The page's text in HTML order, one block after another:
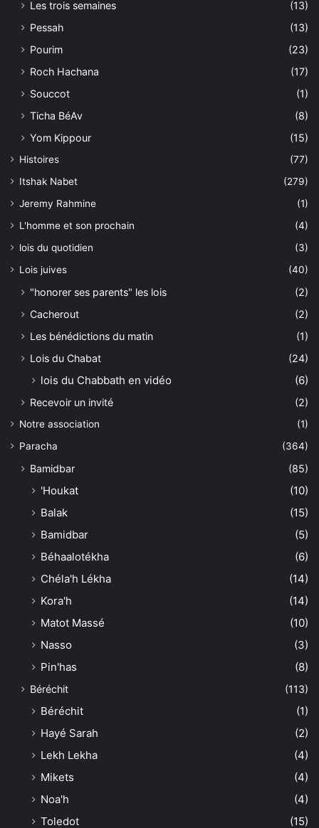
Les trois semaines
(13)
Pessah
(13)
Pourim
(23)
Roch Hachana
(17)
Souccot
(1)
Ticha BéAv
(8)
Yom Kippour
(15)
Histoires
(77)
Itshak Nabet
(279)
Jeremy Rahmine
(1)
L'homme et son prochain
(4)
lois du quotidien
(3)
Lois juives
(40)
"honorer ses parents" les lois
(2)
Cacherout
(2)
Les bénédictions du matin
(1)
Lois du Chabat
(24)
lois du Chabbath en vidéo (6)
Recevoir un invité (2)
Notre association
(1)
Paracha
(364)
Bamidbar (85)
'Houkat
(10)
Balak
(15)
Bamidbar
(5)
Béhaalotékha
(6)
Chéla'h Lékha
(14)
Kora'h
(14)
Matot Massé
(10)
Nasso
(3)
Pin'has
(8)
Béréchit (113)
Béréchit
(1)
Hayé Sarah
(2)
Lekh Lekha
(4)
Mikets
(4)
Noa'h
(4)
Toledot
(15)